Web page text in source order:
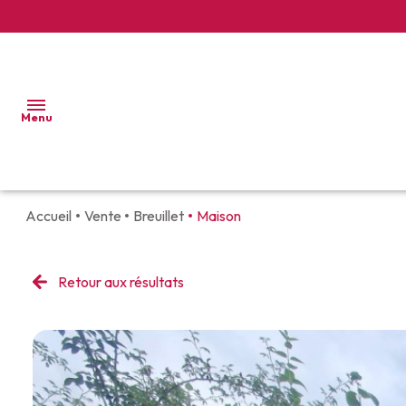
Menu
VENTES
APPARTEMENTS
VILLAS
ET
MAISONS
BIEN
VENDUS
Accueil Vente Breuillet Maison
Retour aux résultats